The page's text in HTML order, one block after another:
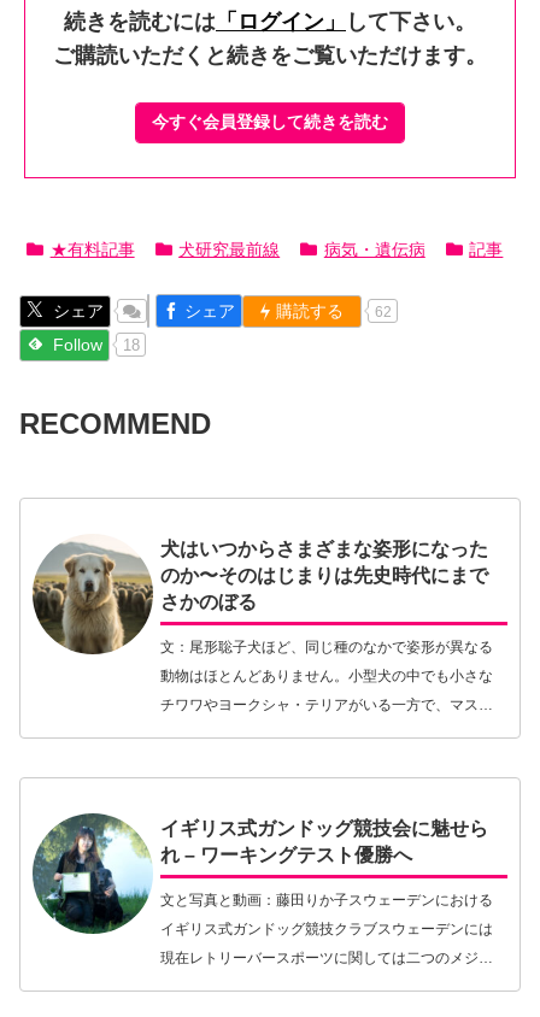
続きを読むには 「ログイン」
して下さい。
ご購読いただくと続きをご覧いただけます。
今すぐ会員登録して続きを読む
★有料記事 犬研究最前線 病気・遺伝病 記事
シェア シェア 購読する 62
Follow 18
RECOMMEND
犬はいつからさまざまな姿形になった
のか〜そのはじまりは先史時代にまで
さかのぼる
文：尾形聡子犬ほど、同じ種のなかで姿形が異なる
動物はほとんどありません。小型犬の中でも小さな
チワワやヨークシャ・テリアがいる一方で、マステ
ィフやグレート・デーンなどは80キロを超える個体
イギリス式ガンドッグ競技会に魅せら
れ – ワーキングテスト優勝へ
文と写真と動画：藤田りか子スウェーデンにおける
イギリス式ガンドッグ競技クラブスウェーデンには
現在レトリーバースポーツに関しては二つのメジャ
ーなクラブが存在する。ひとつはスウェーデンに昔